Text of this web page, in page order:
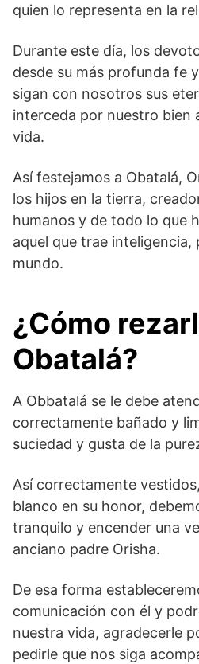
quien lo representa en la
Durante este día, los
desde su más profunda fe
sigan con nosotros sus
interceda por nuestro bien
vida.
Así festejamos a Obatalá,
los hijos en la tierra,
humanos y de todo lo que
aquel que trae inteligencia,
mundo.
¿Cómo
Obatalá?
A Obbatalá se le debe
correctamente bañado y
suciedad y gusta de la
Así correctamente
blanco en su honor,
tranquilo y encender una
anciano padre Orisha.
De esa forma
comunicación con él y
nuestra vida, agradecerle
pedirle que nos siga